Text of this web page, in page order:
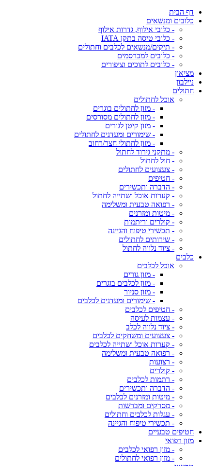
דף הבית
כלובים ומנשאים
- כלובי אילוף, גדרות אילוף
- כלובי טיסה בתקן IATA
- תיקים/מנשאים לכלבים וחתולים
- כלובים למכרסמים
- כלובים לתוכים וציפורים
מציאון
ניילבון
חתולים
אוכל לחתולים
- מזון לחתולים בוגרים
- מזון לחתולים מסורסים
- מזון קיטן לגורים
- שימורים ומעדנים לחתולים
- מזון לחתולי חצר/רחוב
- מתקני גירוד לחתול
- חול לחתול
- צעצועים לחתולים
- חטיפים
- הדברה ותכשירים
- קערות אוכל ושתייה לחתול
- רפואה טבעית ומשלימה
- מיטות ומזרנים
- קולרים וריתמות
- תכשירי טיפוח והגיינה
- שירותים לחתולים
- ציוד נלווה לחתול
כלבים
אוכל לכלבים
- מזון גורים
- מזון לכלבים בוגרים
- מזון סניור
- שימורים ומעדנים לכלבים
- חטיפים לכלבים
- עצמות לעיסה
- ציוד נלווה לכלב
- צעצועים ומשחקים לכלבים
- קערות אוכל ושתייה לכלבים
- רפואה טבעית ומשלימה
- רצועות
- קולרים
- רתמות לכלבים
- הדברה ותכשירים
- מיטות ומזרנים לכלבים
- מסרקים ומברשות
- עגלות לכלבים וחתולים
- תכשירי טיפוח והגיינה
חטיפים טבעיים
מזון רפואי
- מזון רפואי לכלבים
- מזון רפואי לחתולים